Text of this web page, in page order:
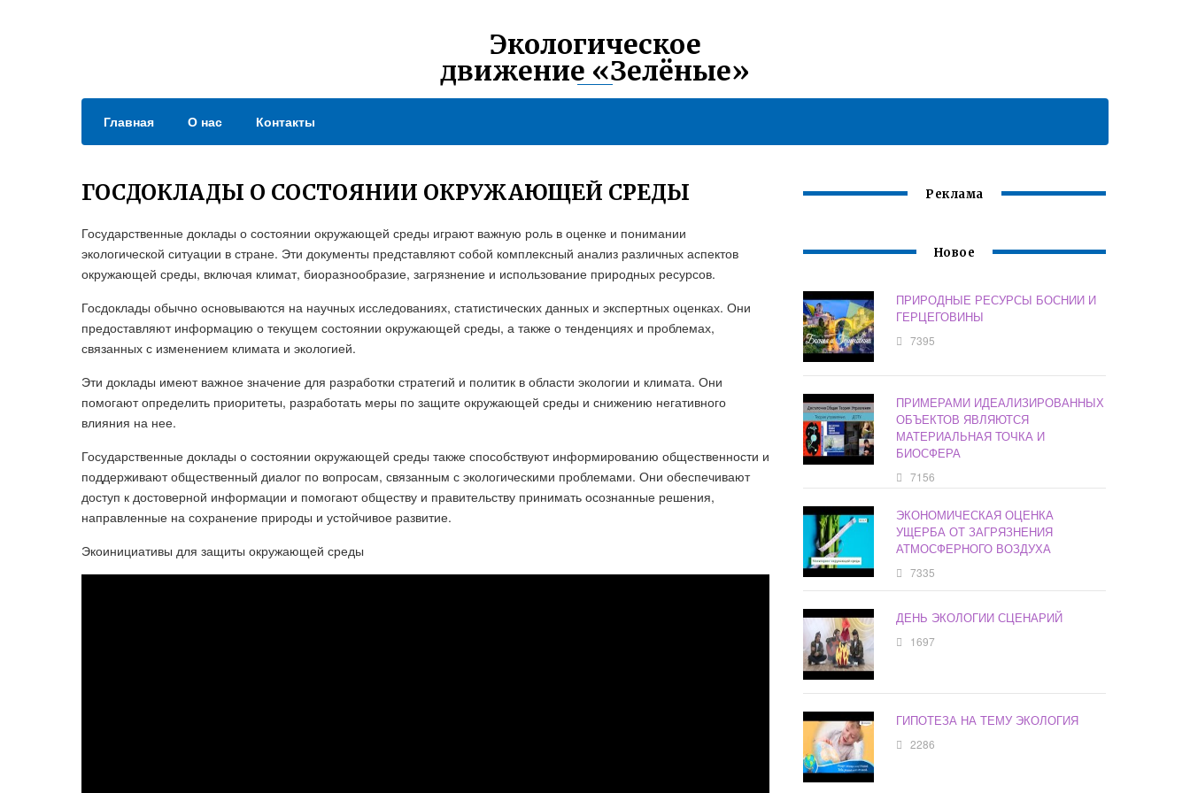
Экологическое
движение «Зелёные»
Главная О нас Контакты
ГОСДОКЛАДЫ О СОСТОЯНИИ ОКРУЖАЮЩЕЙ СРЕДЫ
Государственные доклады о состоянии окружающей среды играют важную роль в оценке и понимании
экологической ситуации в стране. Эти документы представляют собой комплексный анализ различных аспектов
окружающей среды, включая климат, биоразнообразие, загрязнение и использование природных ресурсов.
Госдоклады обычно основываются на научных исследованиях, статистических данных и экспертных оценках. Они
предоставляют информацию о текущем состоянии окружающей среды, а также о тенденциях и проблемах,
связанных с изменением климата и экологией.
Эти доклады имеют важное значение для разработки стратегий и политик в области экологии и климата. Они
помогают определить приоритеты, разработать меры по защите окружающей среды и снижению негативного
влияния на нее.
Государственные доклады о состоянии окружающей среды также способствуют информированию общественности и
поддерживают общественный диалог по вопросам, связанным с экологическими проблемами. Они обеспечивают
доступ к достоверной информации и помогают обществу и правительству принимать осознанные решения,
направленные на сохранение природы и устойчивое развитие.
Экоинициативы для защиты окружающей среды
Реклама
Новое
ПРИРОДНЫЕ РЕСУРСЫ БОСНИИ И
ГЕРЦЕГОВИНЫ
7395
ПРИМЕРАМИ ИДЕАЛИЗИРОВАННЫХ
ОБЪЕКТОВ ЯВЛЯЮТСЯ
МАТЕРИАЛЬНАЯ ТОЧКА И
БИОСФЕРА
7156
ЭКОНОМИЧЕСКАЯ ОЦЕНКА
УЩЕРБА ОТ ЗАГРЯЗНЕНИЯ
АТМОСФЕРНОГО ВОЗДУХА
7335
ДЕНЬ ЭКОЛОГИИ СЦЕНАРИЙ
1697
ГИПОТЕЗА НА ТЕМУ ЭКОЛОГИЯ
2286